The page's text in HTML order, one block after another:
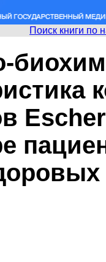
Поиск книги по